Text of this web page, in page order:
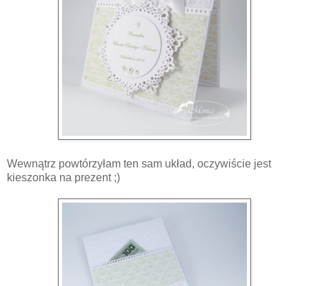
Wewnątrz powtórzyłam ten sam układ, oczywiście jest
kieszonka na prezent ;)